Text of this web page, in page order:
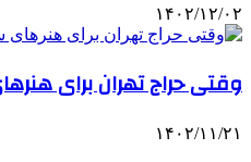
۱۴۰۲/۱۲/۰۲
وقتی حراج تهران برای
۱۴۰۲/۱۱/۲۱